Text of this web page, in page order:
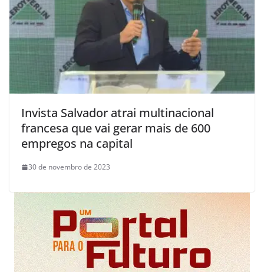
Invista Salvador atrai multinacional
francesa que vai gerar mais de 600
empregos na capital
30 de novembro de 2023